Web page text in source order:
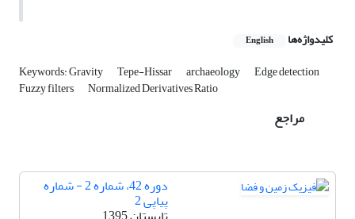
کلیدواژه‌ها English
Keywords: Gravity Tepe-Hissar archaeology Edge detection
Fuzzy filters Normalized Derivatives Ratio
مراجع
دوره 42، شماره 2 - شماره
پیاپی 2